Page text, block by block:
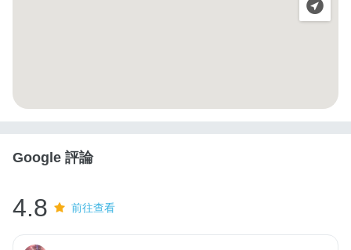
Google 評論
4.8 前往查看